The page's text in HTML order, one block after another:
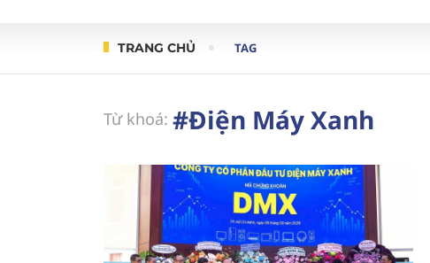
TRANG CHỦ TAG
Từ khoá: #Điện Máy Xanh